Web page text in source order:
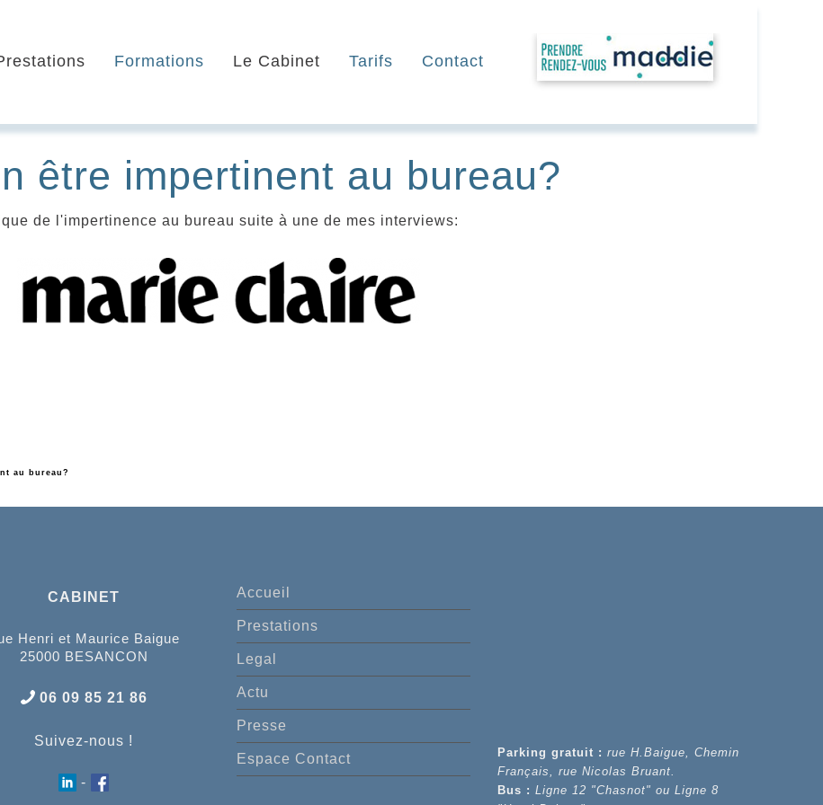
Formations Le Cabinet Tarifs Contact
être impertinent au bureau?
de l'impertinence au bureau suite à une de mes interviews:
au bureau?
CABINET
Henri et Maurice Baigue
25000 BESANCON
06 09 85 21 86
Suivez-nous !
-
Accueil
Prestations
Legal
Actu
Presse
Espace Contact Parking gratuit : rue H.Baigue, Chemin
Français, rue Nicolas Bruant.
Bus : Ligne 12 "Chasnot" ou Ligne 8